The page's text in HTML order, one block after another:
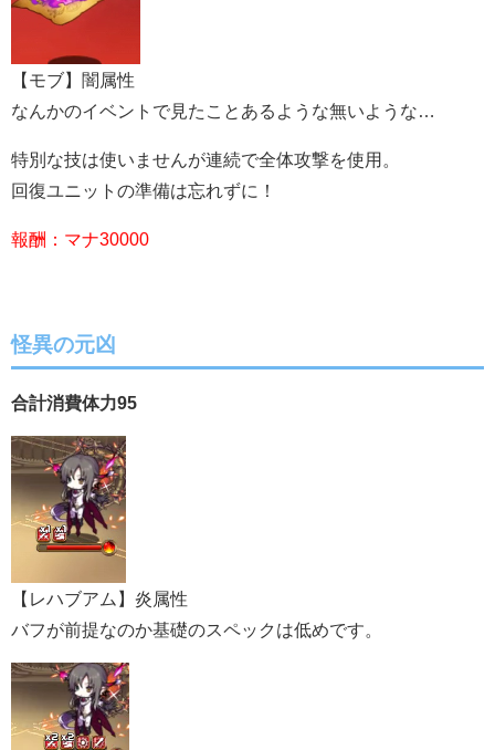
【モブ】闇属性
なんかのイベントで見たことあるような無いような…
特別な技は使いませんが連続で全体攻撃を使用。
回復ユニットの準備は忘れずに！
報酬：マナ30000
怪異の元凶
合計消費体力95
【レハブアム】炎属性
バフが前提なのか基礎のスペックは低めです。